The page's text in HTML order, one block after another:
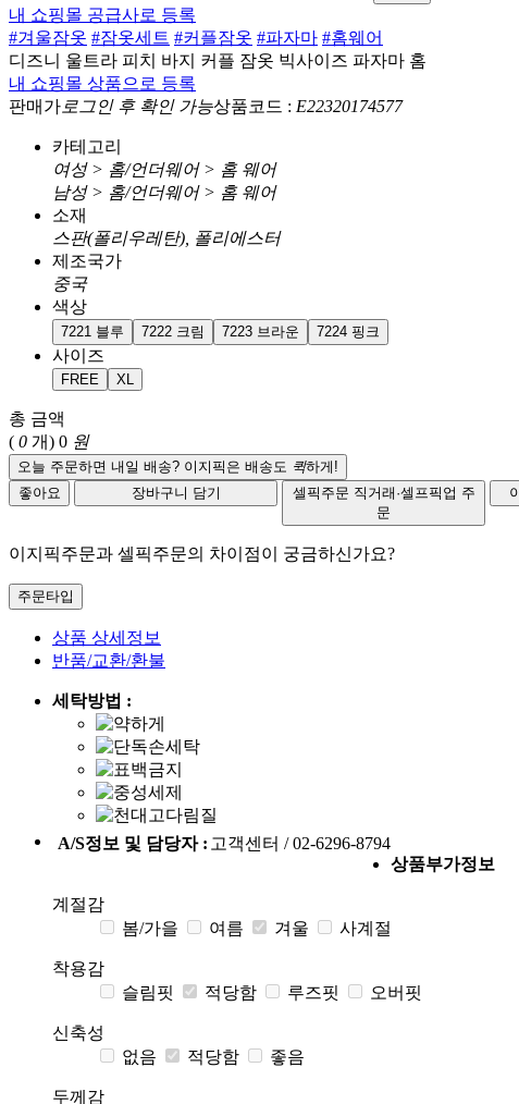
내 쇼핑몰 공급사로 등록
#겨울잠옷 #잠옷세트 #커플잠옷 #파자마 #홈웨어
디즈니 울트라 피치 바지 커플 잠옷 빅사이즈 파자마 홈
내 쇼핑몰 상품으로 등록
판매가 로그인 후 확인 가능상품코드 : E22320174577
카테고리
여성 > 홈/언더웨어 > 홈 웨어
남성 > 홈/언더웨어 > 홈 웨어
소재
스판(폴리우레탄), 폴리에스터
제조국가
중국
색상
7221 블루 7222 크림 7223 브라운 7224 핑크
사이즈
FREE XL
총 금액
( 0 개) 0 원
오늘 주문하면 내일 배송? 이지픽은 배송도 퀵하게!
좋아요
장바구니 담기 셀픽주문 직거래·셀프픽업 주
문
이지픽주문과 셀픽주문의 차이점이 궁금하신가요?
주문타입
상품 상세정보
반품/교환/환불
세탁방법 :
A/S정보 및 담당자 : 고객센터 / 02-6296-8794
상품부가정보
계절감
봄/가을
여름 겨울 사계절
착용감
슬림핏
적당함 루즈핏 오버핏
신축성
없음
적당함 좋음
두께감